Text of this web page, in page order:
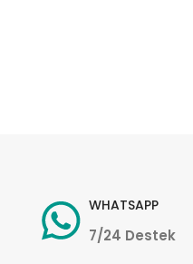
WHATSAPP
7/24 Destek